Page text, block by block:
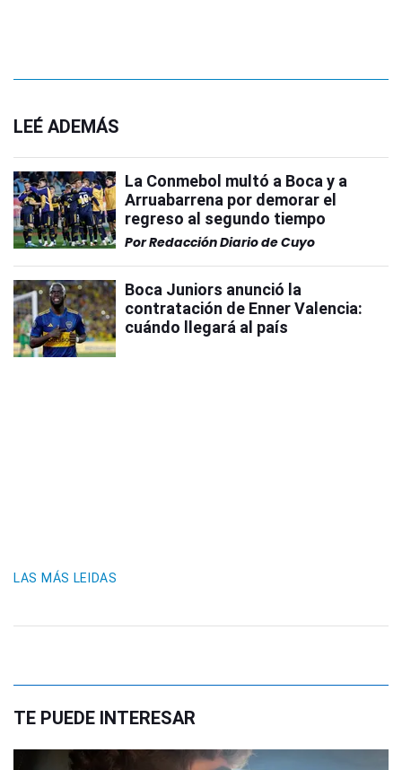
LEÉ ADEMÁS
La Conmebol multó a Boca y a
Arruabarrena por demorar el
regreso al segundo tiempo
PorRedacción Diario de Cuyo
Boca Juniors anunció la
contratación de Enner Valencia:
cuándo llegará al país
LAS MÁS LEIDAS
TE PUEDE INTERESAR